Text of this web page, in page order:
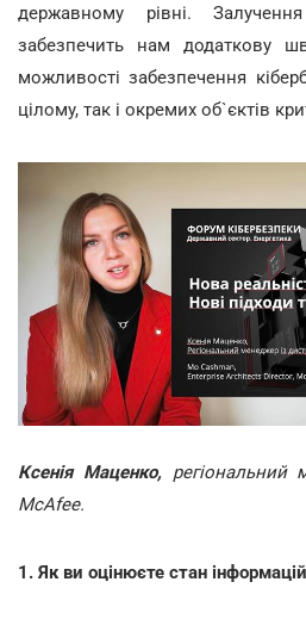
державному рівні.
забезпечить нам додаткову
можливості забезпечення
цілому, так і окремих об`єктів
Ксенія Маценко, регіональний
McAfee.
1. Як ви оцінюєте стан